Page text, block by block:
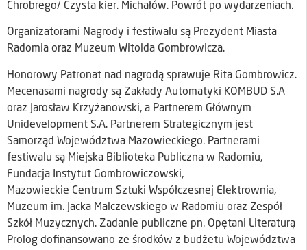
Chrobrego/ Czysta kier. Michałów. Powrót po wydarzeniach.
Organizatorami Nagrody i festiwalu są Prezydent Miasta
Radomia oraz Muzeum Witolda Gombrowicza.
Honorowy Patronat nad nagrodą sprawuje Rita Gombrowicz.
Mecenasami nagrody są Zakłady Automatyki KOMBUD S.A
oraz Jarosław Krzyżanowski, a Partnerem Głównym
Unidevelopment S.A. Partnerem Strategicznym jest
Samorząd Województwa Mazowieckiego. Partnerami
festiwalu są Miejska Biblioteka Publiczna w Radomiu,
Fundacja Instytut Gombrowiczowski,
Mazowieckie Centrum Sztuki Współczesnej Elektrownia,
Muzeum im. Jacka Malczewskiego w Radomiu oraz Zespół
Szkół Muzycznych. Zadanie publiczne pn. Opętani Literaturą
Prolog dofinansowano ze środków z budżetu Województwa